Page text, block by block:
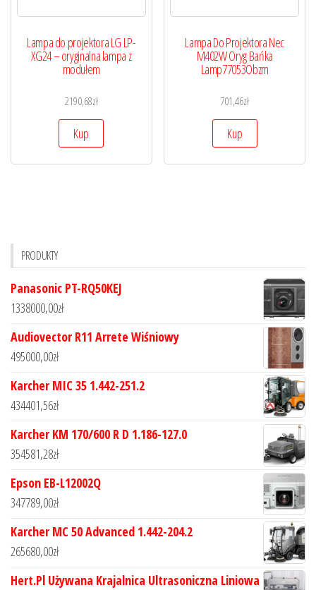
Lampa do projektora LG LP-
XG24 – oryginalna lampa z
modułem
2190,68zł
Kup
Lampa Do Projektora Nec
M402W Oryg Bańka
Lamp77053Obzm
701,46zł
Kup
PRODUKTY
Panasonic PT-RQ50KEJ
1338000,00zł
Audiovector R11 Arrete Wiśniowy
495000,00zł
Karcher MIC 35 1.442-251.2
434401,56zł
Karcher KM 170/600 R D 1.186-127.0
354581,28zł
Epson EB-L12002Q
347789,00zł
Karcher MC 50 Advanced 1.442-204.2
265680,00zł
Hert.Pl Używana Krajalnica Ultrasoniczna Liniowa